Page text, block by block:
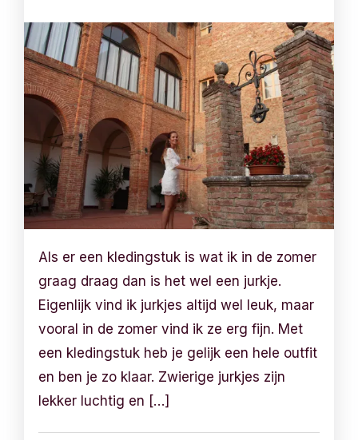
Als er een kledingstuk is wat ik in de zomer
graag draag dan is het wel een jurkje.
Eigenlijk vind ik jurkjes altijd wel leuk, maar
vooral in de zomer vind ik ze erg fijn. Met
een kledingstuk heb je gelijk een hele outfit
en ben je zo klaar. Zwierige jurkjes zijn
lekker luchtig en […]